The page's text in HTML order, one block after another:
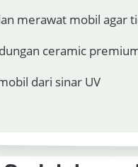
merawat mobil agar
ceramic
dari sinar UV